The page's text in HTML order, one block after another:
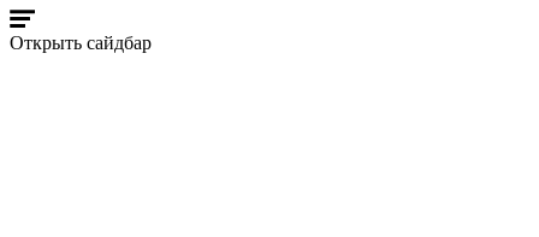
Открыть сайдбар